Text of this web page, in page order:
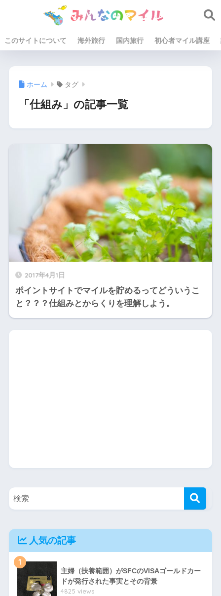
このサイトについて 海外旅行 国内旅行 初心者マイル講座
ホーム タグ
「仕組み」の記事一覧
2017年4月1日
ポイントサイトでマイルを貯めるってどういうこ
と？？？仕組みとからくりを理解しよう。
人気の記事
1
主婦（扶養範囲）がSFCのVISAゴールドカー
ドが発行された事実とその背景
4825 views